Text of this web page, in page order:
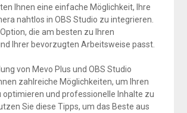
Ihnen eine einfache Möglichkeit, Ihre
nahtlos in OBS Studio zu integrieren.
die am besten zu Ihren
Ihrer bevorzugten Arbeitsweise passt.
von Mevo Plus und OBS Studio
zahlreiche Möglichkeiten, um Ihren
optimieren und professionelle Inhalte zu
Sie diese Tipps, um das Beste aus